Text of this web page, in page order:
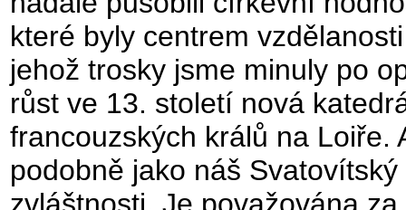
které byly centrem
jehož trosky jsme minuly po
růst ve 13. století nová
francouzských králů na Loiře.
podobně jako náš